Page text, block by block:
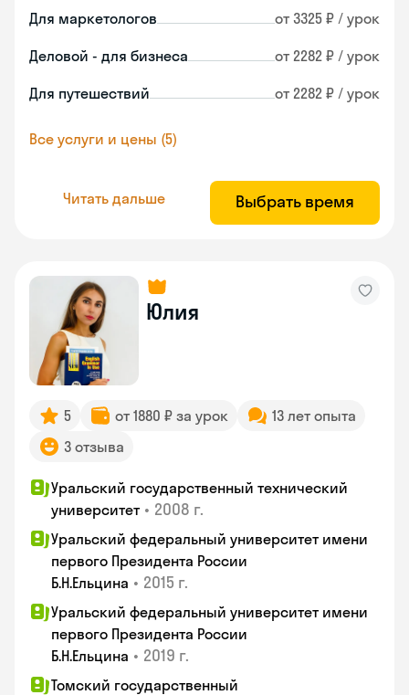
Для маркетологов от 3325 ₽ / урок
Деловой - для бизнеса от 2282 ₽ / урок
Для путешествий от 2282 ₽ / урок
Все услуги и цены (5)
Читать дальше Выбрать время
Юлия
5 от 1880 ₽ за урок
13 лет опыта
3 отзыва
Уральский государственный технический
университет • 2008 г.
Уральский федеральный университет имени
первого Президента России
Б.Н.Ельцина • 2015 г.
Уральский федеральный университет имени
первого Президента России
Б.Н.Ельцина • 2019 г.
Томский государственный